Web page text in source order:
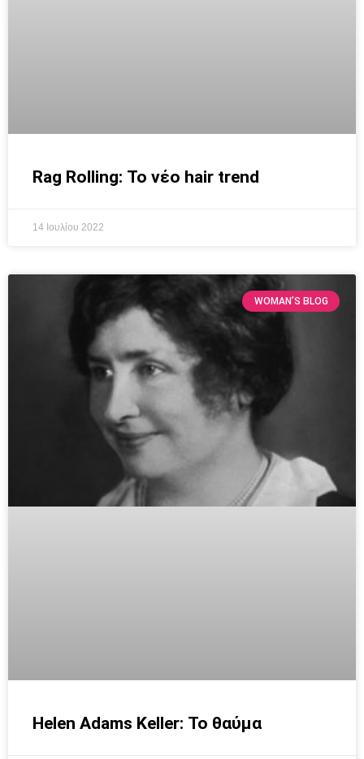
Rag Rolling: Το νέο hair trend
14 Ιουλίου 2022
WOMAN’S BLOG
Helen Adams Keller: Το θαύμα